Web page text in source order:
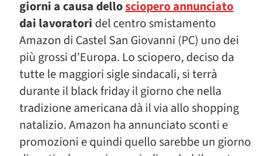
giorni a causa dellosciopero annunciato
dai lavoratori del centro smistamento
Amazon di Castel San Giovanni (PC) uno dei
più grossi d’Europa. Lo sciopero, deciso da
tutte le maggiori sigle sindacali, si terrà
durante il black friday il giorno che nella
tradizione americana dà il via allo shopping
natalizio. Amazon ha annunciato sconti e
promozioni e quindi quello sarebbe un giorno